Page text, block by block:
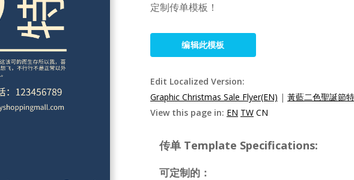
定制传单模板！
编辑此模板
Edit Localized Version:
Graphic Christmas Sale Flyer(EN) | 黃藍二色聖誕節
View this page in: EN TW CN
传单 Template Specifications:
可定制的：